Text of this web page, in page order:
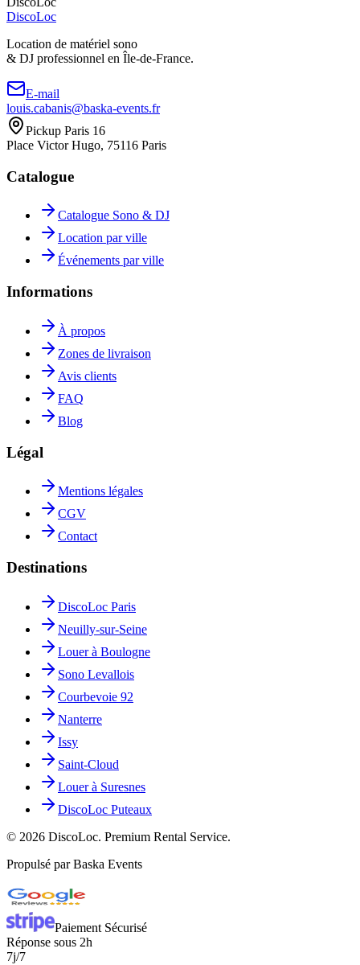
DiscoLoc
Location de matériel sono
& DJ professionnel en Île-de-France.
E-mail
louis.cabanis@baska-events.fr
Pickup Paris 16
Place Victor Hugo, 75116 Paris
Catalogue
Catalogue Sono & DJ
Location par ville
Événements par ville
Informations
À propos
Zones de livraison
Avis clients
FAQ
Blog
Légal
Mentions légales
CGV
Contact
Destinations
DiscoLoc Paris
Neuilly-sur-Seine
Louer à Boulogne
Sono Levallois
Courbevoie 92
Nanterre
Issy
Saint-Cloud
Louer à Suresnes
DiscoLoc Puteaux
© 2026 DiscoLoc. Premium Rental Service.
Propulsé par Baska Events
Paiement Sécurisé
Réponse sous 2h
7j/7